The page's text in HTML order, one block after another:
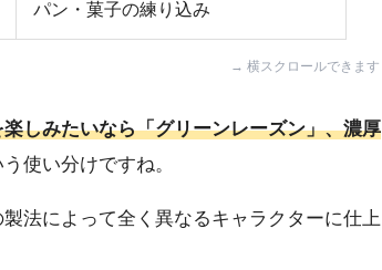
パン・菓子の練り込み
しみたいなら「グリーンレーズン」、濃厚
う使い分けですね。
法によって全く異なるキャラクターに仕上